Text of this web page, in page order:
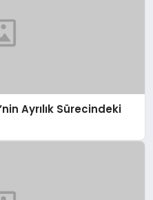
Ayrılık Sürecindeki